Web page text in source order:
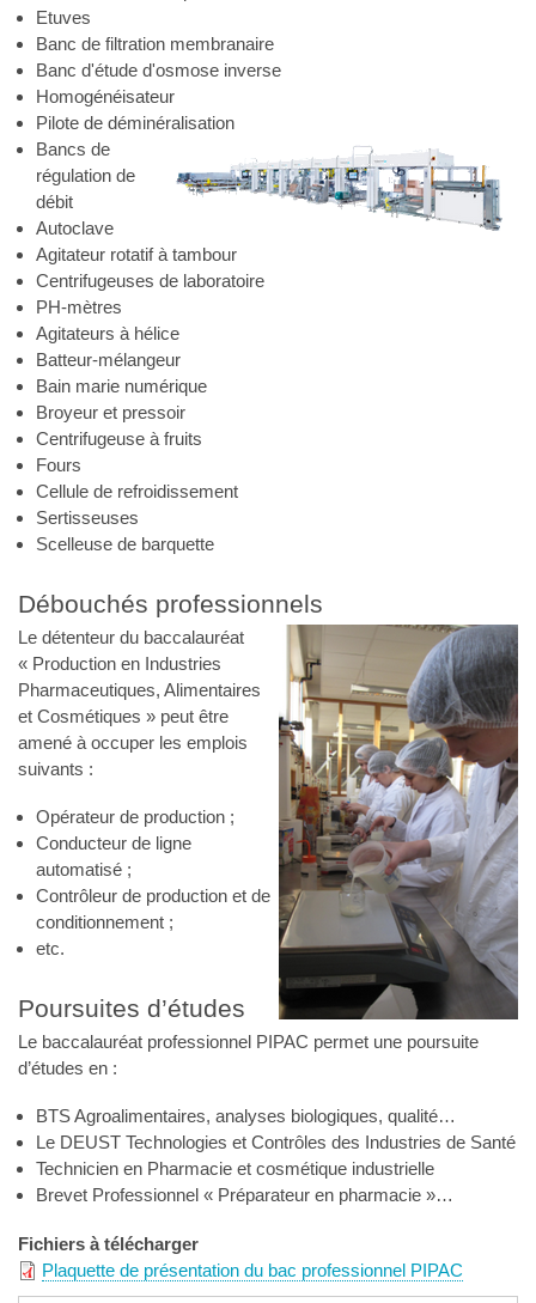
Etuves
Banc de filtration membranaire
Banc d'étude d'osmose inverse
Homogénéisateur
Pilote de déminéralisation
Bancs de
régulation de
débit
Autoclave
Agitateur rotatif à tambour
Centrifugeuses de laboratoire
PH-mètres
Agitateurs à hélice
Batteur-mélangeur
Bain marie numérique
Broyeur et pressoir
Centrifugeuse à fruits
Fours
Cellule de refroidissement
Sertisseuses
Scelleuse de barquette
Débouchés professionnels
Le détenteur du baccalauréat
« Production en Industries
Pharmaceutiques, Alimentaires
et Cosmétiques » peut être
amené à occuper les emplois
suivants :
Opérateur de production ;
Conducteur de ligne
automatisé ;
Contrôleur de production et de
conditionnement ;
etc.
Poursuites d’études
Le baccalauréat professionnel PIPAC permet une poursuite
d’études en :
BTS Agroalimentaires, analyses biologiques, qualité…
Le DEUST Technologies et Contrôles des Industries de Santé
Technicien en Pharmacie et cosmétique industrielle
Brevet Professionnel « Préparateur en pharmacie »…
Fichiers à télécharger
Plaquette de présentation du bac professionnel PIPAC